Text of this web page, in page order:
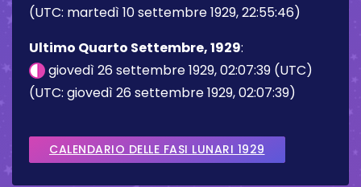
(UTC: martedì 10 settembre 1929, 22:55:46)
Ultimo Quarto Settembre, 1929:
giovedì 26 settembre 1929, 02:07:39 (UTC)
(UTC: giovedì 26 settembre 1929, 02:07:39)
CALENDARIO DELLE FASI LUNARI 1929